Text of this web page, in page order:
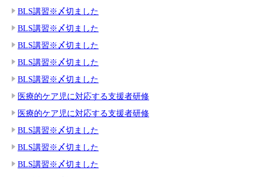
BLS講習※〆切ました
BLS講習※〆切ました
BLS講習※〆切ました
BLS講習※〆切ました
BLS講習※〆切ました
医療的ケア児に対応する支援者研修
医療的ケア児に対応する支援者研修
BLS講習※〆切ました
BLS講習※〆切ました
BLS講習※〆切ました